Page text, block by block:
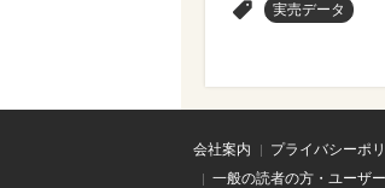
実売データ
会社案内 プライバシーポ
一般の読者の方・ユーザ